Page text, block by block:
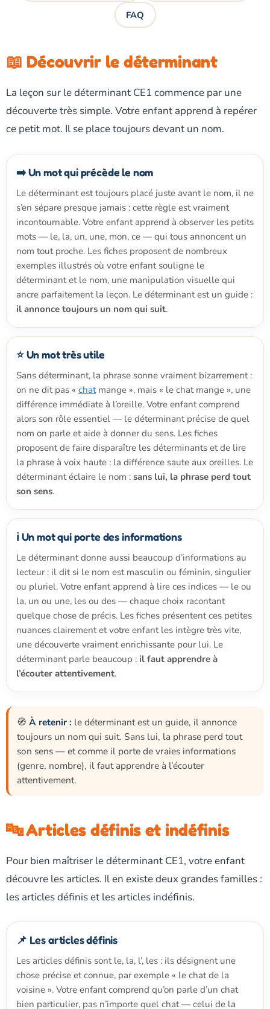
FAQ
📖 Découvrir le déterminant
La leçon sur le déterminant CE1 commence par une
découverte très simple. Votre enfant apprend à repérer
ce petit mot. Il se place toujours devant un nom.
➡️ Un mot qui précède le nom
Le déterminant est toujours placé juste avant le nom, il ne
s’en sépare presque jamais : cette règle est vraiment
incontournable. Votre enfant apprend à observer les petits
mots — le, la, un, une, mon, ce — qui tous annoncent un
nom tout proche. Les fiches proposent de nombreux
exemples illustrés où votre enfant souligne le
déterminant et le nom, une manipulation visuelle qui
ancre parfaitement la leçon. Le déterminant est un guide :
il annonce toujours un nom qui suit.
⭐ Un mot très utile
Sans déterminant, la phrase sonne vraiment bizarrement :
on ne dit pas « chatmange », mais « le chat mange », une
différence immédiate à l’oreille. Votre enfant comprend
alors son rôle essentiel — le déterminant précise de quel
nom on parle et aide à donner du sens. Les fiches
proposent de faire disparaître les déterminants et de lire
la phrase à voix haute : la différence saute aux oreilles. Le
déterminant éclaire le nom : sans lui, la phrase perd tout
son sens.
ℹ️ Un mot qui porte des informations
Le déterminant donne aussi beaucoup d’informations au
lecteur : il dit si le nom est masculin ou féminin, singulier
ou pluriel. Votre enfant apprend à lire ces indices — le ou
la, un ou une, les ou des — chaque choix racontant
quelque chose de précis. Les fiches présentent ces petites
nuances clairement et votre enfant les intègre très vite,
une découverte vraiment enrichissante pour lui. Le
déterminant parle beaucoup : il faut apprendre à
l’écouter attentivement.
🧭 À retenir : le déterminant est un guide, il annonce
toujours un nom qui suit. Sans lui, la phrase perd tout
son sens — et comme il porte de vraies informations
(genre, nombre), il faut apprendre à l’écouter
attentivement.
🔤 Articles définis et indéfinis
Pour bien maîtriser le déterminant CE1, votre enfant
découvre les articles. Il en existe deux grandes familles :
les articles définis et les articles indéfinis.
📌 Les articles définis
Les articles définis sont le, la, l’, les : ils désignent une
chose précise et connue, par exemple « le chat de la
voisine ». Votre enfant comprend qu’on parle d’un chat
bien particulier, pas n’importe quel chat — celui de la